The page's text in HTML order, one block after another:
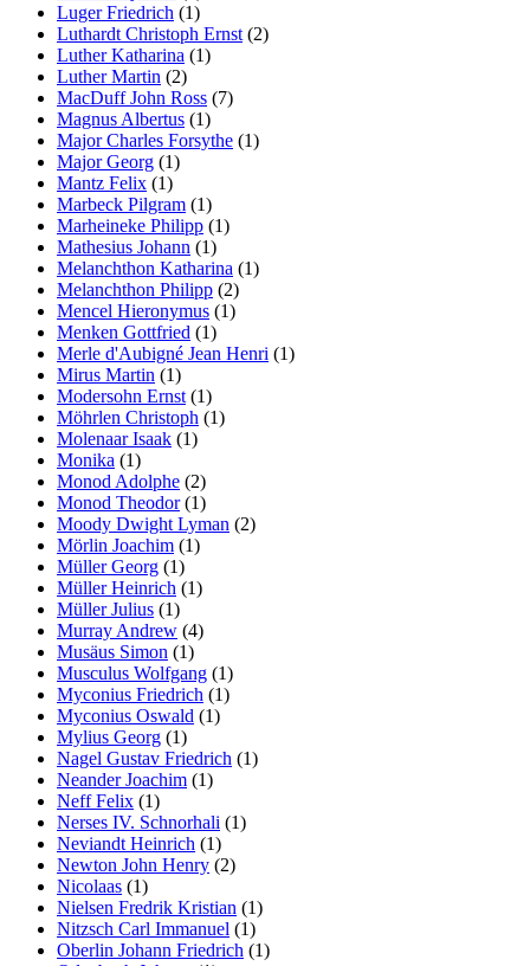
Luger Friedrich (1)
Luthardt Christoph Ernst (2)
Luther Katharina (1)
Luther Martin (2)
MacDuff John Ross (7)
Magnus Albertus (1)
Major Charles Forsythe (1)
Major Georg (1)
Mantz Felix (1)
Marbeck Pilgram (1)
Marheineke Philipp (1)
Mathesius Johann (1)
Melanchthon Katharina (1)
Melanchthon Philipp (2)
Mencel Hieronymus (1)
Menken Gottfried (1)
Merle d'Aubigné Jean Henri (1)
Mirus Martin (1)
Modersohn Ernst (1)
Möhrlen Christoph (1)
Molenaar Isaak (1)
Monika (1)
Monod Adolphe (2)
Monod Theodor(1)
Moody Dwight Lyman (2)
Mörlin Joachim (1)
Müller Georg (1)
Müller Heinrich (1)
Müller Julius (1)
Murray Andrew (4)
Musäus Simon (1)
Musculus Wolfgang (1)
Myconius Friedrich (1)
Myconius Oswald (1)
Mylius Georg (1)
Nagel Gustav Friedrich (1)
Neander Joachim (1)
Neff Felix (1)
Nerses IV. Schnorhali (1)
Neviandt Heinrich (1)
Newton John Henry (2)
Nicolaas (1)
Nielsen Fredrik Kristian (1)
Nitzsch Carl Immanuel (1)
Oberlin Johann Friedrich (1)